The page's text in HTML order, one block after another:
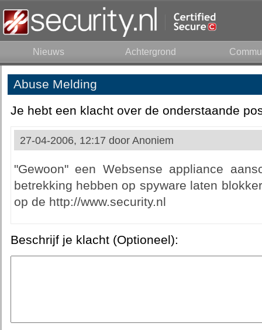
Nieuws Achtergrond
Abuse Melding
Je hebt een klacht over de onderstaande
27-04-2006, 12:17 door Anoniem
"Gewoon" een Websense appliance
betrekking hebben op spyware laten
op de http://www.security.nl
Beschrijf je klacht (Optioneel):